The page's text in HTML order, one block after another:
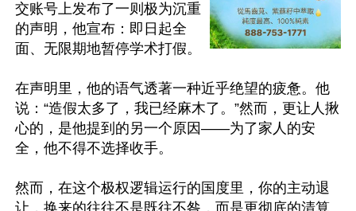
交账号上发布了一则极为沉重
的声明，他宣布：即日起全
面、无限期地暂停学术打假。
在声明里，他的语气透著一种近乎绝望的疲惫。他
说：“造假太多了，我已经麻木了。”然而，更让人揪
心的，是他提到的另一个原因——为了家人的安
全，他不得不选择收手。
然而，在这个极权逻辑运行的国度里，你的主动退
让，换来的往往不是既往不咎，而是更彻底的清算